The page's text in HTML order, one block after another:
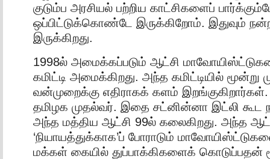
குடும்ப அரசியல் பற்றிய காட்சிகளைப்
ஒப்பிட்டுக்கொண்டே இருக்கிறோம். இதுவும்
இருக்கிறது.
1998ல் அமைக்கப்படும் ஆட்சி
கமிட்டி அமைக்கிறது. அந்த கமிட்டியில் மூன்று
வன்முறைக்கு எதிராகக் களம்
தமிழக முதல்வர். இதை சட்னின்னா இட்லி
அந்த மத்திய ஆட்சி 99ல் கலைகிறது. அந்த
‘நியாயத்துக்காக’ப் போராடும்
மக்கள் கையில் துப்பாக்கிகளைக் கொடுப்பதன்